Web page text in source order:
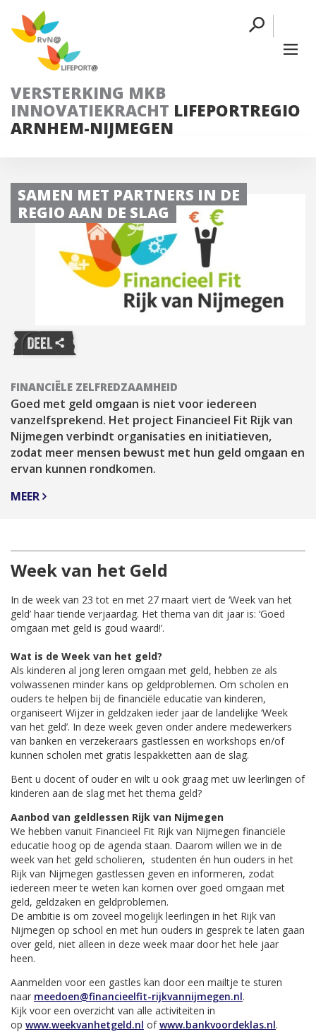
VERSTERKING MKB
INNOVATIEKRACHT LIFEPORTREGIO
ARNHEM-NIJMEGEN
SAMEN MET PARTNERS IN DE
REGIO AAN DE SLAG
FINANCIËLE ZELFREDZAAMHEID
Goed met geld omgaan is niet voor iedereen
vanzelfsprekend. Het project Financieel Fit Rijk van
Nijmegen verbindt organisaties en initiatieven,
zodat meer mensen bewust met hun geld omgaan en
ervan kunnen rondkomen.
MEER
Week van het Geld
In de week van 23 tot en met 27 maart viert de ‘Week van het
geld’ haar tiende verjaardag. Het thema van dit jaar is: ‘Goed
omgaan met geld is goud waard!’.
Wat is de Week van het geld?
Als kinderen al jong leren omgaan met geld, hebben ze als
volwassenen minder kans op geldproblemen. Om scholen en
ouders te helpen bij de financiële educatie van kinderen,
organiseert Wijzer in geldzaken ieder jaar de landelijke ‘Week
van het geld’. In deze week geven onder andere medewerkers
van banken en verzekeraars gastlessen en workshops en/of
kunnen scholen met gratis lespakketten aan de slag.
Bent u docent of ouder en wilt u ook graag met uw leerlingen of
kinderen aan de slag met het thema geld?
Aanbod van geldlessen Rijk van Nijmegen
We hebben vanuit Financieel Fit Rijk van Nijmegen financiële
educatie hoog op de agenda staan. Daarom willen we in de
week van het geld scholieren, studenten én hun ouders in het
Rijk van Nijmegen gastlessen geven en informeren, zodat
iedereen meer te weten kan komen over goed omgaan met
geld, geldzaken en geldproblemen.
De ambitie is om zoveel mogelijk leerlingen in het Rijk van
Nijmegen op school en met hun ouders in gesprek te laten gaan
over geld, niet alleen in deze week maar door het hele jaar
heen.
Aanmelden voor een gastles kan door een mailtje te sturen
naar meedoen@financieelfit-rijkvannijmegen.nl.
Kijk voor een overzicht van alle activiteiten in
op www.weekvanhetgeld.nl ofwww.bankvoordeklas.nl.